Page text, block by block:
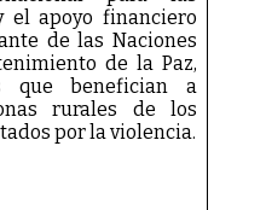
el apoyo financiero
de las Naciones
de la Paz,
que benefician a
rurales de los
por la violencia.